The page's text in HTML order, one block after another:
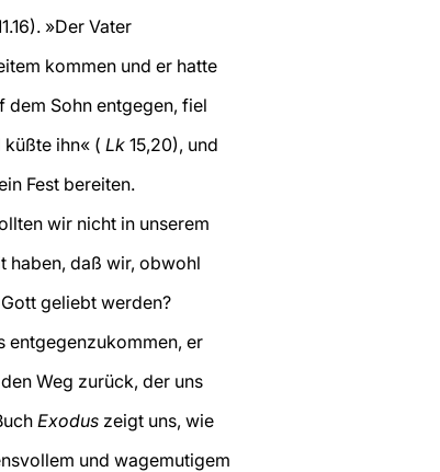
»Der Vater
kommen und er hatte
dem Sohn entgegen, fiel
küßte ihn« ( Lk 15,20), und
Fest bereiten.
wir nicht in unserem
haben, daß wir, obwohl
geliebt werden?
entgegenzukommen, er
Weg zurück, der uns
Exodus zeigt uns, wie
und wagemutigem